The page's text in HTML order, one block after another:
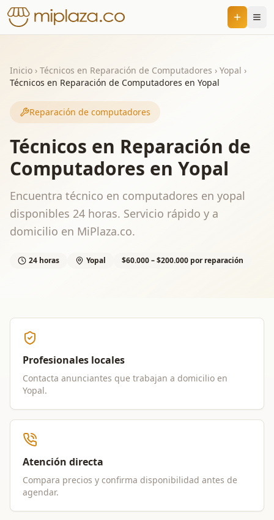
Inicio › Técnicos en Reparación de Computadores › Yopal ›
Técnicos en Reparación de Computadores en Yopal
Reparación de computadores
Técnicos en Reparación de
Computadores en Yopal
Encuentra técnico en computadores en yopal
disponibles 24 horas. Servicio rápido y a
domicilio en MiPlaza.co.
24 horas Yopal $60.000 – $200.000 por reparación
Profesionales locales
Contacta anunciantes que trabajan a domicilio en
Yopal.
Atención directa
Compara precios y confirma disponibilidad antes de
agendar.